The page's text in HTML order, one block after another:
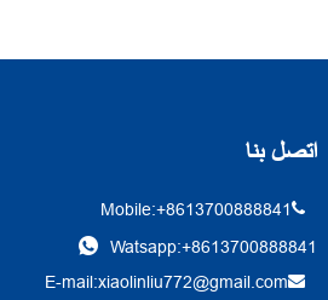
اتصل بنا
Mobile:+8613700888841
Watsapp:+8613700888841
E-mail:xiaolinliu772@gmail.com